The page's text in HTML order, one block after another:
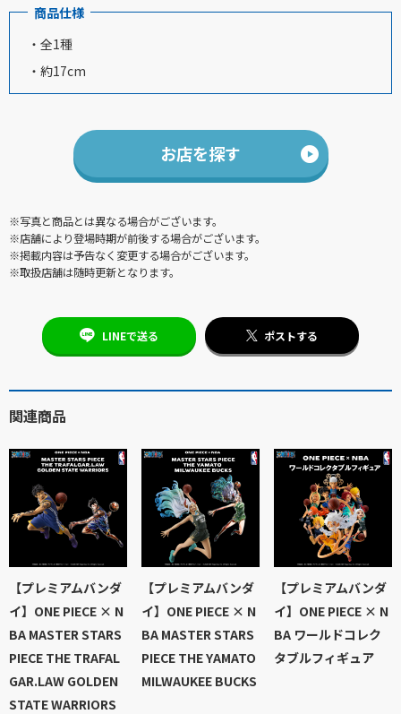
商品仕様
・全1種
・約17cm
お店を探す
※写真と商品とは異なる場合がございます。
※店舗により登場時期が前後する場合がございます。
※掲載内容は予告なく変更する場合がございます。
※取扱店舗は随時更新となります。
LINEで送る ポストする
関連商品
【プレミアムバンダ
イ】ONE PIECE × N
BA MASTER STARS
PIECE THE TRAFAL
GAR.LAW GOLDEN
STATE WARRIORS
【プレミアムバンダ
イ】ONE PIECE × N
BA MASTER STARS
PIECE THE YAMATO
MILWAUKEE BUCKS
【プレミアムバンダ
イ】ONE PIECE × N
BA ワールドコレク
タブルフィギュア